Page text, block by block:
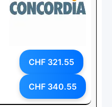
CHF 321.55
CHF 340.55